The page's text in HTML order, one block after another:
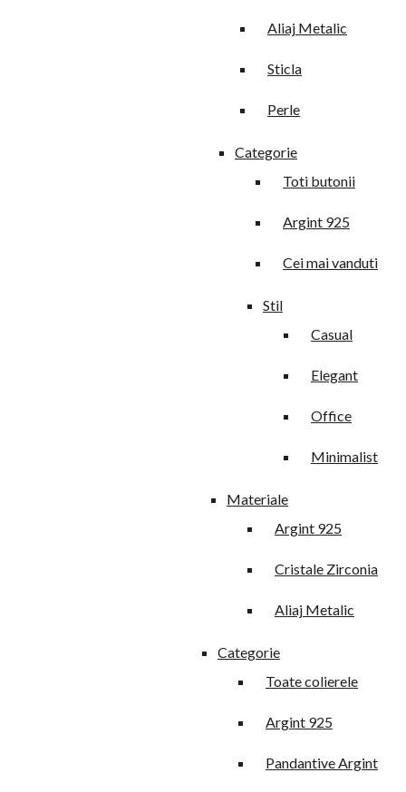
Aliaj Metalic
Sticla
Perle
Categorie
Toti butonii
Argint 925
Cei mai vanduti
Stil
Casual
Elegant
Office
Minimalist
Materiale
Argint 925
Cristale Zirconia
Aliaj Metalic
Categorie
Toate colierele
Argint 925
Pandantive Argint